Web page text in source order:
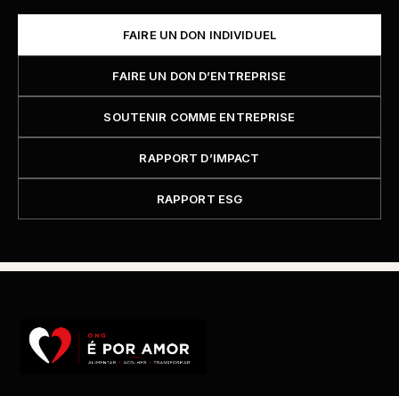
FAIRE UN DON INDIVIDUEL
FAIRE UN DON D’ENTREPRISE
SOUTENIR COMME ENTREPRISE
RAPPORT D’IMPACT
RAPPORT ESG